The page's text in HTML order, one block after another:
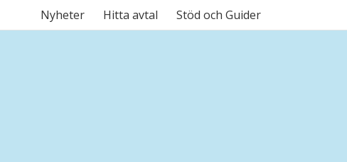
Nyheter Hitta avtal Stöd och Guider